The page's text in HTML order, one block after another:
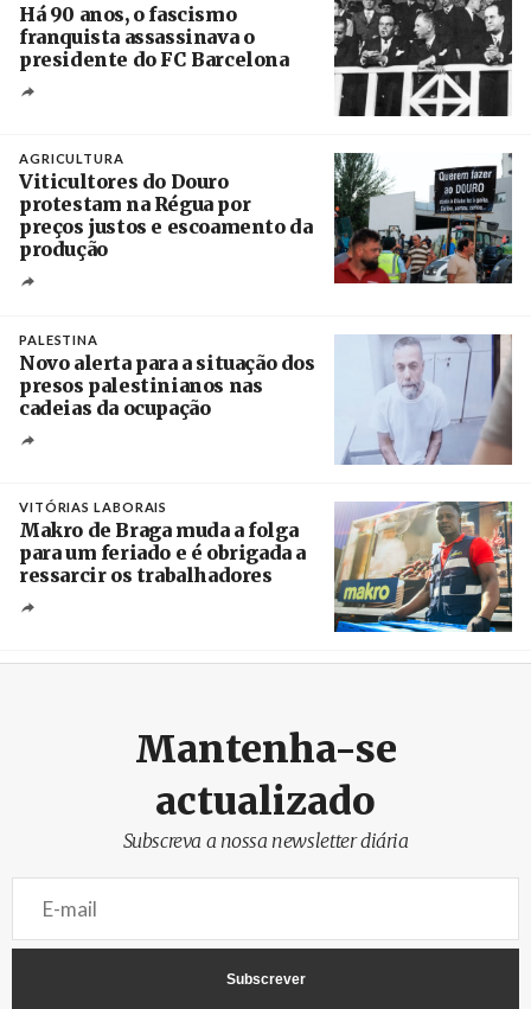
Há 90 anos, o fascismo
franquista assassinava o
presidente do FC Barcelona
AGRICULTURA
Viticultores do Douro
protestam na Régua por
preços justos e escoamento da
produção
PALESTINA
Novo alerta para a situação dos
presos palestinianos nas
cadeias da ocupação
VITÓRIAS LABORAIS
Makro de Braga muda a folga
para um feriado e é obrigada a
ressarcir os trabalhadores
Mantenha-se
actualizado
Subscreva a nossa newsletter diária